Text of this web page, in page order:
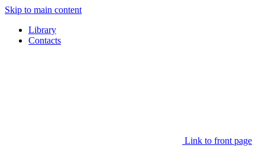
Skip to main content
Library
Contacts
Link to front page